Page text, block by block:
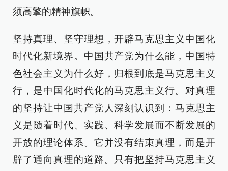
须高擎的精神旗帜。
坚持真理、坚守理想，开辟马克思主义中国化
时代化新境界。中国共产党为什么能，中国特
色社会主义为什么好，归根到底是马克思主义
行，是中国化时代化的马克思主义行。对真理
的坚持让中国共产党人深刻认识到：马克思主
义是随着时代、实践、科学发展而不断发展的
开放的理论体系。它并没有结束真理，而是开
辟了通向真理的道路。只有把坚持马克思主义